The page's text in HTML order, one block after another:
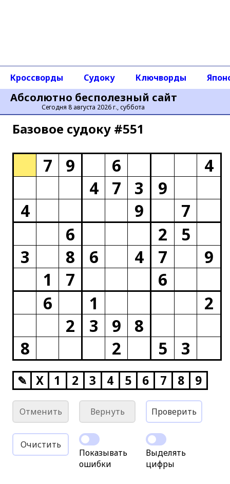
Абсолютно бесполезный сайт
Сегодня 8 августа 2026 г., суббота
Кроссворды Судоку Ключворды
Базовое cудоку #551
7 9 6
4
4
7 3
9
4
9
7
6
2
5
3
8 6 4 7
9
1
7
6
6
1
2
2
3 9
8
8
2 5 3
✎ X 1 2 3 4 5 6 7 8 9
Отменить Вернуть Проверить
Очистить
Показывать
ошибки
Выделять
цифры